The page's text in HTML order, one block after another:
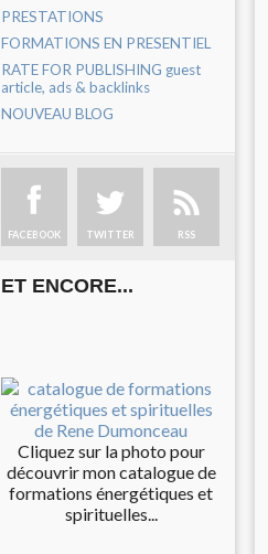
PRESTATIONS
FORMATIONS EN PRESENTIEL
RATE FOR PUBLISHING guest
article, ads & backlinks
NOUVEAU BLOG
FACEBOOK TWITTER RSS
ET ENCORE...
Cliquez sur la photo pour
découvrir mon catalogue de
formations énergétiques et
spirituelles...